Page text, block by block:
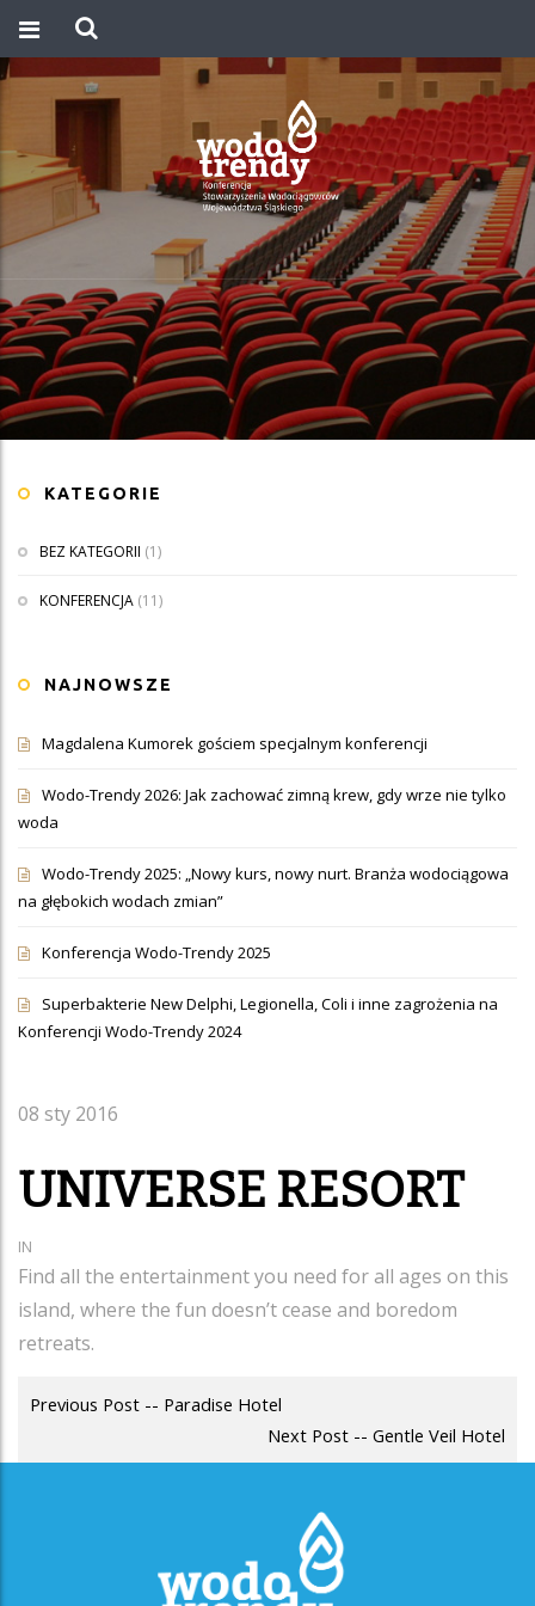
KATEGORIE
BEZ KATEGORII (1)
KONFERENCJA (11)
NAJNOWSZE
Magdalena Kumorek gościem specjalnym konferencji
Wodo-Trendy 2026: Jak zachować zimną krew, gdy wrze nie tylko
woda
Wodo-Trendy 2025: „Nowy kurs, nowy nurt. Branża wodociągowa
na głębokich wodach zmian”
Konferencja Wodo-Trendy 2025
Superbakterie New Delphi, Legionella, Coli i inne zagrożenia na
Konferencji Wodo-Trendy 2024
08 sty 2016
UNIVERSE RESORT
IN
Find all the entertainment you need for all ages on this
island, where the fun doesn’t cease and boredom
retreats.
POST
Previous Post -- Paradise Hotel
Next Post -- Gentle Veil Hotel